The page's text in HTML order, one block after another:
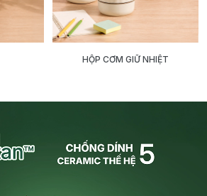
HỘP CƠM GIỮ NHIỆT